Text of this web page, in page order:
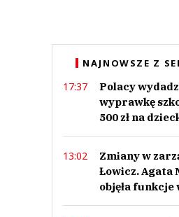
NAJNOWSZE Z
17:37
Polacy
wyprawkę
500 zł na
13:02
Zmiany w
Łowicz. Agata
objęła